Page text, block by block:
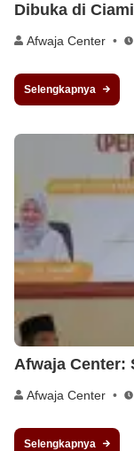
Dibuka di
Afwaja Center
Selengkapnya
Afwaja Center:
Afwaja Center
Selengkapnya